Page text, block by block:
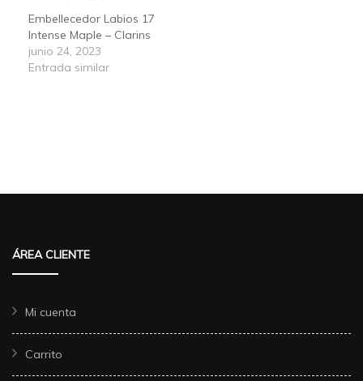
Embellecedor Labios 17
Intense Maple – Clarins
junio 24, 2023
Entrada similar
ÁREA CLIENTE
Mi cuenta
Carrito